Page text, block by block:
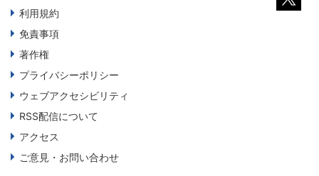
利用規約
免責事項
著作権
プライバシーポリシー
ウェブアクセシビリティ
RSS配信について
アクセス
ご意見・お問い合わせ